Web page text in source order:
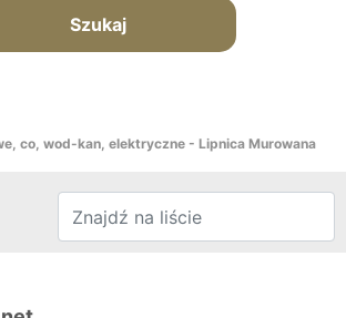
Szukaj
co, wod-kan, elektryczne - Lipnica Murowana